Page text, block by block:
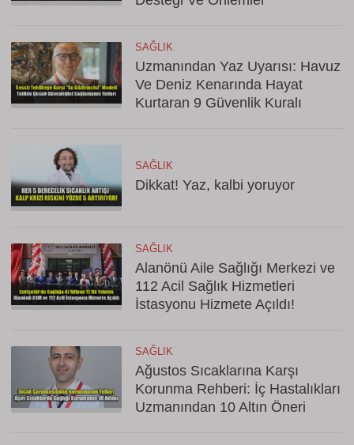
SAĞLIK
Uzmanından Yaz Uyarısı: Havuz
Ve Deniz Kenarında Hayat
Kurtaran 9 Güvenlik Kuralı
SAĞLIK
Dikkat! Yaz, kalbi yoruyor
SAĞLIK
Alanönü Aile Sağlığı Merkezi ve
112 Acil Sağlık Hizmetleri
İstasyonu Hizmete Açıldı!
SAĞLIK
Ağustos Sıcaklarına Karşı
Korunma Rehberi: İç Hastalıkları
Uzmanından 10 Altın Öneri